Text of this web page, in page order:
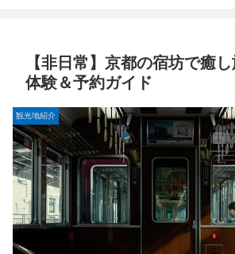
【非日常】京都の宿坊で癒
体験＆予約ガイド
観光地紹介